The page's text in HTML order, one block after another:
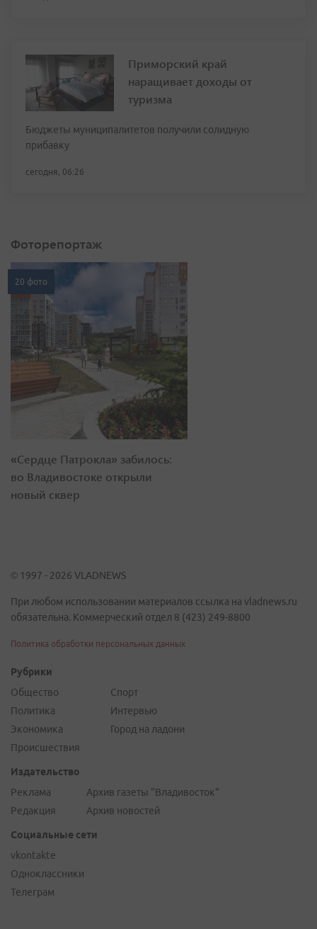
Приморский край
наращивает доходы от
туризма
Бюджеты муниципалитетов получили солидную
прибавку
сегодня, 06:26
Фоторепортаж
20 фото
«Сердце Патрокла» забилось:
во Владивостоке открыли
новый сквер
© 1997 - 2026 VLADNEWS
При любом использовании материалов ссылка на vladnews.ru
обязательна. Коммерческий отдел 8 (423) 249-8800
Политика обработки персональных данных
Рубрики
Общество
Политика
Экономика
Происшествия
Спорт
Интервью
Город на ладони
Издательство
Реклама
Редакция
Архив газеты "Владивосток"
Архив новостей
Социальные сети
vkontakte
Одноклассники
Телеграм